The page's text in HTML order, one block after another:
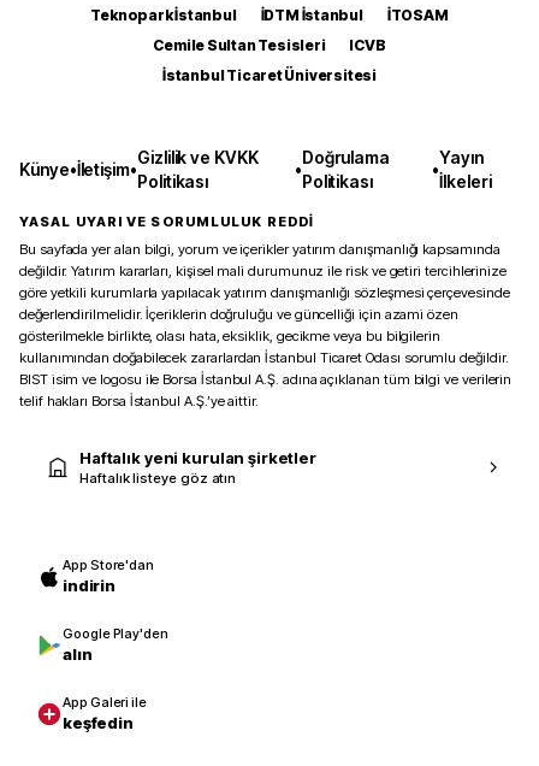
Teknopark İstanbul
İDTM İstanbul
İTOSAM
Cemile Sultan Tesisleri
ICVB
İstanbul Ticaret Üniversitesi
Künye•İletişim•
Gizlilik ve KVKK
Politikası
•
Doğrulama
Politikası
•
Yayın
İlkeleri
YASAL UYARI VE SORUMLULUK REDDİ
Bu sayfada yer alan bilgi, yorum ve içerikler yatırım danışmanlığı kapsamında
değildir. Yatırım kararları, kişisel mali durumunuz ile risk ve getiri tercihlerinize
göre yetkili kurumlarla yapılacak yatırım danışmanlığı sözleşmesi çerçevesinde
değerlendirilmelidir. İçeriklerin doğruluğu ve güncelliği için azami özen
gösterilmekle birlikte, olası hata, eksiklik, gecikme veya bu bilgilerin
kullanımından doğabilecek zararlardan İstanbul Ticaret Odası sorumlu değildir.
BIST isim ve logosu ile Borsa İstanbul A.Ş. adına açıklanan tüm bilgi ve verilerin
telif hakları Borsa İstanbul A.Ş.’ye aittir.
Haftalık yeni kurulan şirketler
Haftalık listeye göz atın
App Store'dan
indirin
Google Play'den
alın
App Galeri ile
keşfedin